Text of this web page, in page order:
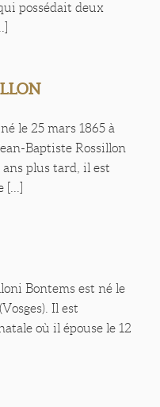
possédait deux
le 25 mars 1865 à
Baptiste Rossillon
plus tard, il est
Bontems est né le
Il est
où il épouse le 12